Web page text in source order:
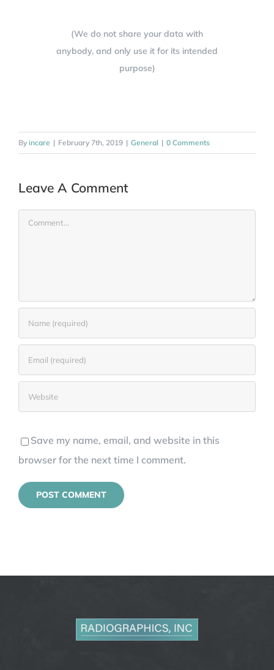
(We do not share your data with
anybody, and only use it for its intended
purpose)
By incare | February 7th, 2019 | General | 0 Comments
Leave A Comment
Comment
Save my name, email, and website in this
browser for the next time I comment.